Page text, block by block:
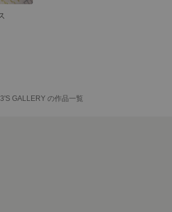
GALLERY の作品一覧